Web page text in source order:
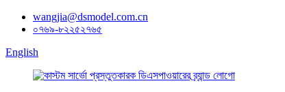
wangjia@dsmodel.com.cn
০৭৬৯-৮২২৫২৭৬৫
English